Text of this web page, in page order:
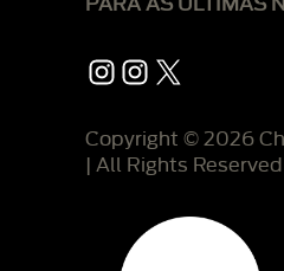
Instagram
Instagram
X
Copyright © 2026
| All Rights Reserved